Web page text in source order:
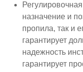
назначение и
пропила, так и
гарантирует
надежность
гарантирует